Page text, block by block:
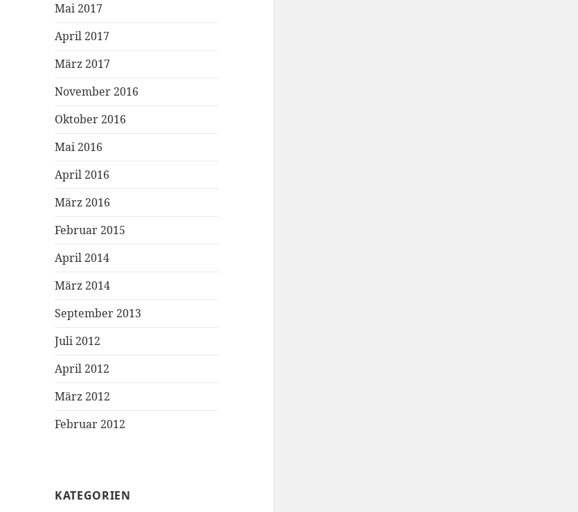
Mai 2017
April 2017
März 2017
November 2016
Oktober 2016
Mai 2016
April 2016
März 2016
Februar 2015
April 2014
März 2014
September 2013
Juli 2012
April 2012
März 2012
Februar 2012
KATEGORIEN